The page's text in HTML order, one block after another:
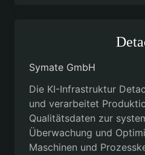
Symate GmbH
Die KI-Infrastruktur
und verarbeitet
Qualitätsdaten zur
Überwachung und
Maschinen und